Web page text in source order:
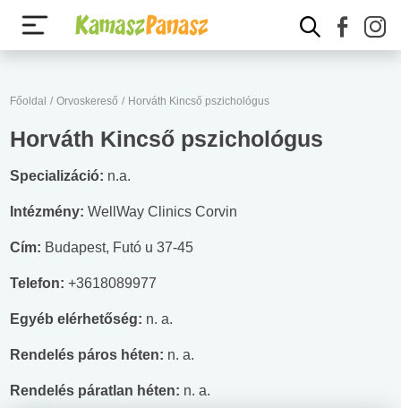
Főoldal / Orvoskereső / Horváth Kincső pszichológus
Horváth Kincső pszichológus
Specializáció: n.a.
Intézmény: WellWay Clinics Corvin
Cím: Budapest, Futó u 37-45
Telefon: +3618089977
Egyéb elérhetőség: n. a.
Rendelés páros héten: n. a.
Rendelés páratlan héten: n. a.